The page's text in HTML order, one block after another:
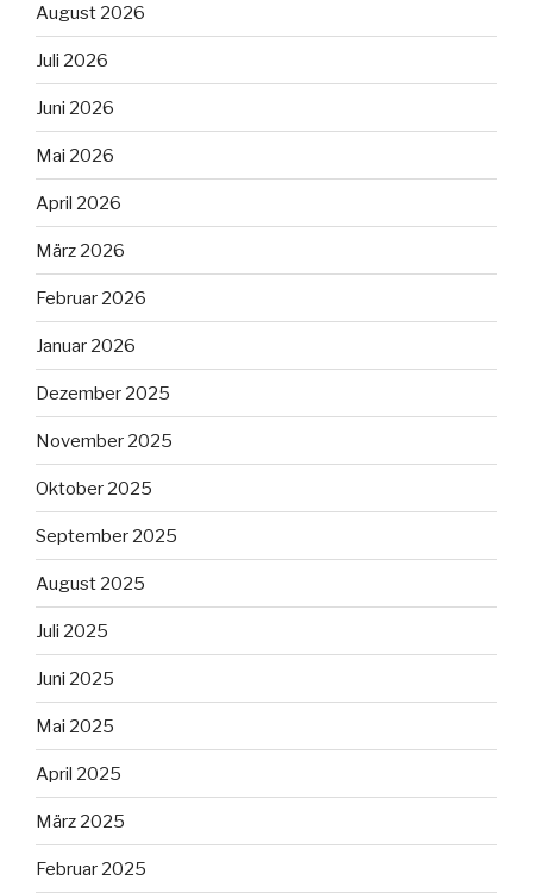
August 2026
Juli 2026
Juni 2026
Mai 2026
April 2026
März 2026
Februar 2026
Januar 2026
Dezember 2025
November 2025
Oktober 2025
September 2025
August 2025
Juli 2025
Juni 2025
Mai 2025
April 2025
März 2025
Februar 2025